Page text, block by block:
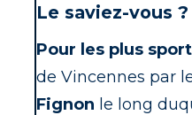
Le saviez-vous ?
Pour les plus
de Vincennes par
Fignon le long